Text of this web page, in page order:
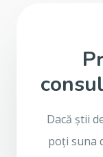
Dacă știi
poți suna